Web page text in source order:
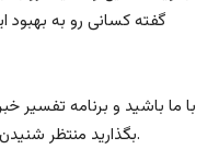
گفته کسانی رو به بهبود
با ما باشید و برنامه تفسیر
بگذارید منتظر شنیدن نظرات شما پیرامون این برنامه هستیم.